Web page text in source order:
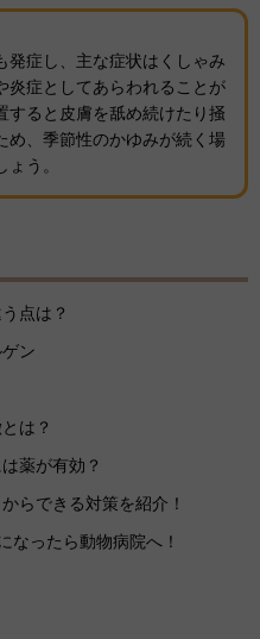
発症し、主な症状はくしゃみ
炎症としてあらわれることが
すると皮膚を舐め続けたり掻
め、季節性のかゆみが続く場
う。
点は？
ン
は？
薬が有効？
らできる対策を紹介！
なったら動物病院へ！